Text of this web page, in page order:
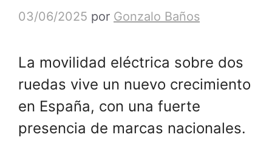
03/06/2025 por Gonzalo Baños
La movilidad eléctrica sobre dos
ruedas vive un nuevo crecimiento
en España, con una fuerte
presencia de marcas nacionales.